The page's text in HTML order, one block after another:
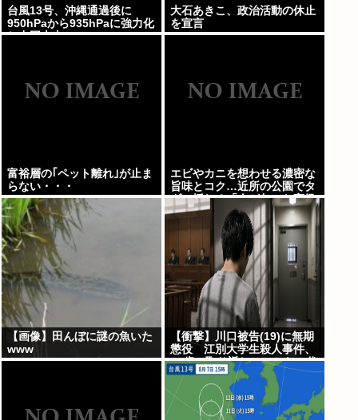
台風13号、沖縄通過後に
950hPaから935hPaに強力化
し中国本土へwww
大石あきこ、政治活動の休止
を宣言
富裕層の｢ペット離れ｣が止ま
らない・・・
エビやカニを想わせる濃密な
旨味とコク…近所の公園でタ
ダで採れる「今が旬」な高級
食材の名前
【画像】田んぼに謎の魚いた
www
【衝撃】川口被告(19)に無期
懲役 江別大学生殺人事件、
19歳で取り返しのつかない代
償を背負うことに